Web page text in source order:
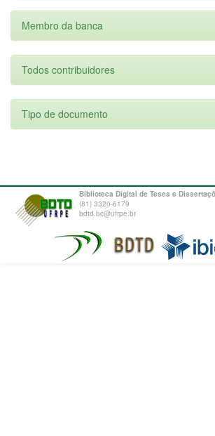
Membro da banca
Todos contribuidores
Tipo de documento
Biblioteca Digital de Teses e
(81) 3320-6179
bdtd.bc@ufrpe.br